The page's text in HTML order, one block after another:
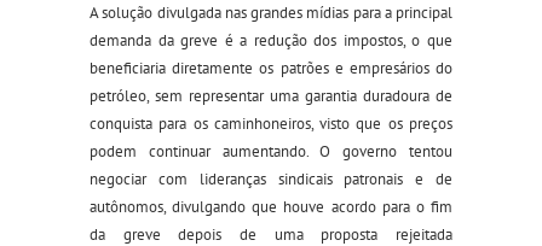
A solução divulgada nas grandes mídias para a principal
demanda da greve é a redução dos impostos, o que
beneficiaria diretamente os patrões e empresários do
petróleo, sem representar uma garantia duradoura de
conquista para os caminhoneiros, visto que os preços
podem continuar aumentando. O governo tentou
negociar com lideranças sindicais patronais e de
autônomos, divulgando que houve acordo para o fim
da greve depois de uma proposta rejeitada